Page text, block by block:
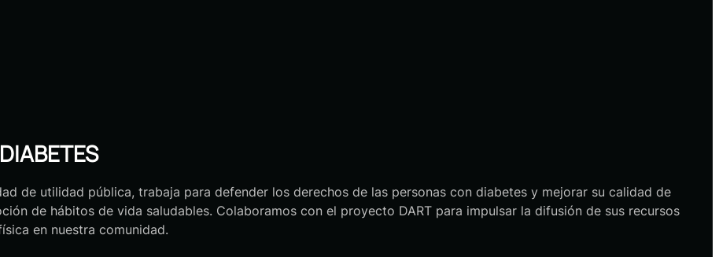
de utilidad pública, trabaja para defender los derechos de las personas con diabetes y mejorar su calidad de
de hábitos de vida saludables. Colaboramos con el proyecto DART para impulsar la difusión de sus recursos
en nuestra comunidad.